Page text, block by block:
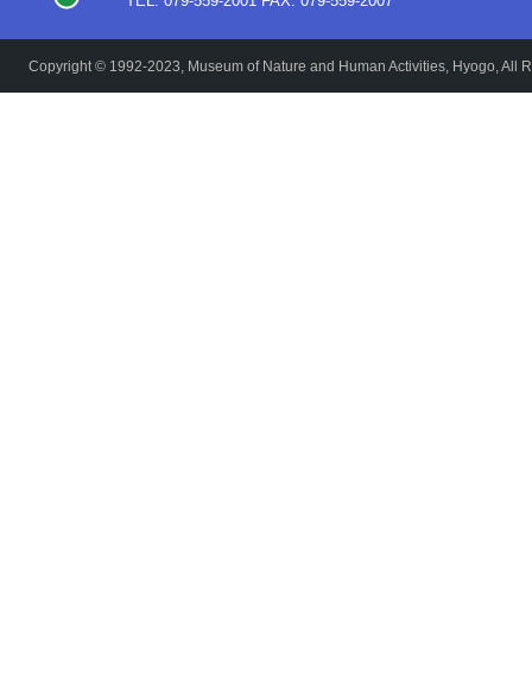
Copyright © 1992-2023, Museum of Nature and Human Activities, Hyogo, All